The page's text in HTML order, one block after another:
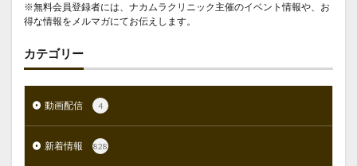
※無料会員登録者には、ナカムラクリニック主催のイベント情報や、お
得な情報をメルマガにてお伝えします。
カテゴリー
動画配信 4
新着情報 828